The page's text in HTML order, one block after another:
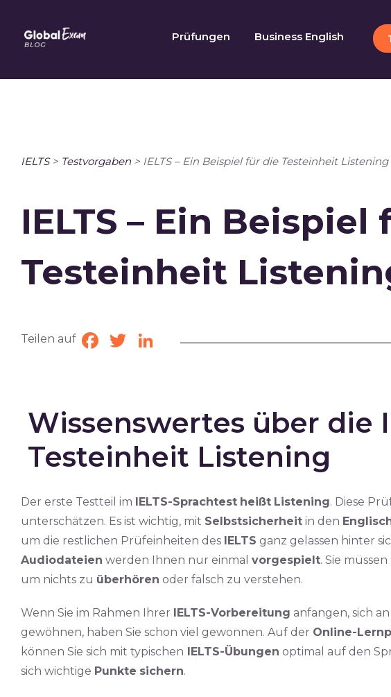
content
Prüfungen Business English
IELTS> Testvorgaben > IELTS – Ein Beispiel für die Testeinheit Listening
IELTS – Ein Beispiel
Testeinheit
Teilen auf Facebook
TwitterLinkedIn
Wissenswertes über die
Testeinheit Listening
Der erste Testteil im IELTS-Sprachtest heißt Listening. Diese
unterschätzen. Es ist wichtig, mit Selbstsicherheit in den
um die restlichen Prüfeinheiten des IELTS ganz gelassen hinter
Audiodateien werden Ihnen nur einmal vorgespielt. Sie
um nichts zu überhören oder falsch zu verstehen.
Wenn Sie im Rahmen Ihrer IELTS-Vorbereitung anfangen, sich
gewöhnen, haben Sie schon viel gewonnen. Auf der Online-
können Sie sich mit typischen IELTS-Übungen optimal auf den
sich wichtige Punkte sichern.